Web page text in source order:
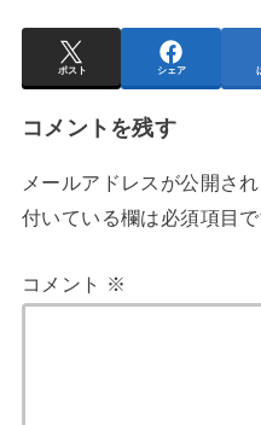
ポスト シェア
コメントを残す
メールアドレスが公開さ
付いている欄は必須項目
コメント ※